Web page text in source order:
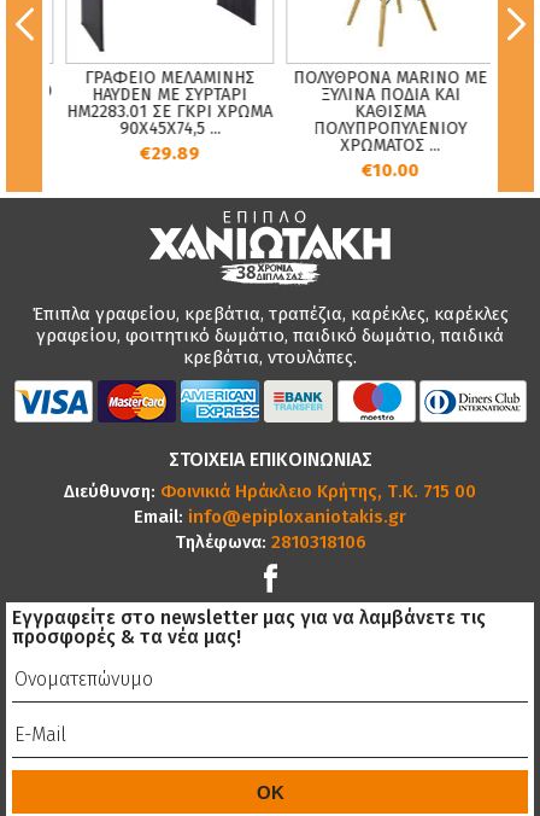
ΓΡΑΦΕΙΟ ΜΕΛΑΜΙΝΗΣ
HAYDEN ΜΕ ΣΥΡΤΑΡΙ
HM2283.01 ΣΕ ΓΚΡΙ ΧΡΩΜΑ
90Χ45Χ74,5 ...
€29.89
ΠΟΛΥΘΡΟΝΑ MARINO ΜΕ
ΞΥΛΙΝΑ ΠΟΔΙΑ ΚΑΙ
ΚΑΘΙΣΜΑ
ΠΟΛΥΠΡΟΠΥΛΕΝΙΟΥ
ΧΡΩΜΑΤΟΣ ...
€10.00
Έπιπλα γραφείου, κρεβάτια, τραπέζια, καρέκλες, καρέκλες
γραφείου, φοιτητικό δωμάτιο, παιδικό δωμάτιο, παιδικά
κρεβάτια, ντουλάπες.
ΣΤΟΙΧΕΙΑ ΕΠΙΚΟΙΝΩΝΙΑΣ
Διεύθυνση: Φοινικιά Ηράκλειο Κρήτης, Τ.Κ. 715 00
Email: info@epiploxaniotakis.gr
Τηλέφωνα: 2810318106
Εγγραφείτε στο newsletter μας για να λαμβάνετε τις
προσφορές & τα νέα μας!